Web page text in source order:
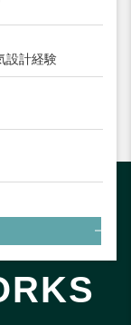
設計経験